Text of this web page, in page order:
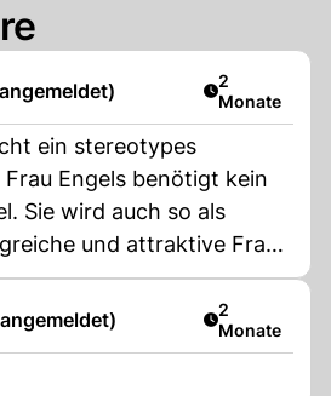
Artikel
2
Monate
ein stereotypes
Engels benötigt kein
Sie wird auch so als
und attraktive Frau
ist eine solche
und unbelehrbar
Artikel
2
Monate